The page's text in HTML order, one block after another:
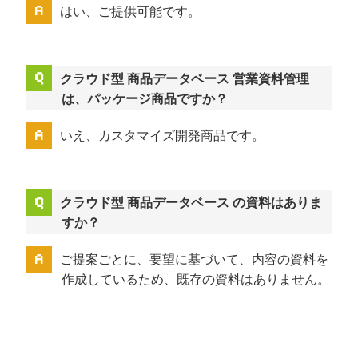
はい、ご提供可能です。
クラウド型 商品データベース 営業資料管理
は、パッケージ商品ですか？
いえ、カスタマイズ開発商品です。
クラウド型 商品データベース の資料はありま
すか？
ご提案ごとに、要望に基づいて、内容の資料を
作成しているため、既存の資料はありません。